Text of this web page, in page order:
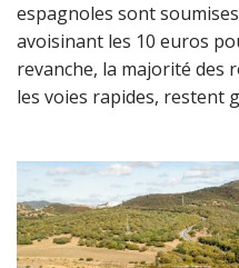
espagnoles sont
avoisinant les 10 euros
revanche, la majorité des
les voies rapides, restent